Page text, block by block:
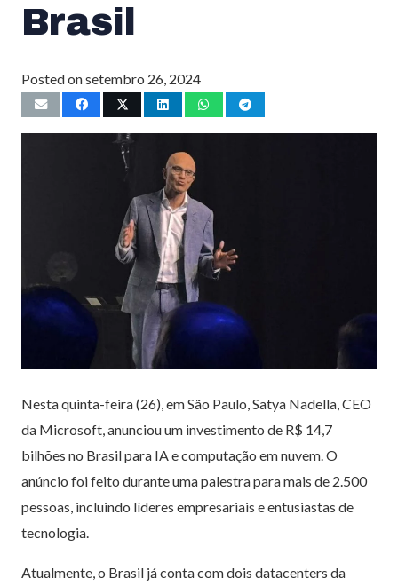
Brasil
Posted onsetembro 26, 2024
Nesta quinta-feira (26), em São Paulo, Satya Nadella, CEO
da Microsoft, anunciou um investimento de R$ 14,7
bilhões no Brasil para IA e computação em nuvem. O
anúncio foi feito durante uma palestra para mais de 2.500
pessoas, incluindo líderes empresariais e entusiastas de
tecnologia.
Atualmente, o Brasil já conta com dois datacenters da